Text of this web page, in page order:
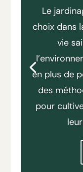
Le
choix dans
vie
en plus de
des
pour